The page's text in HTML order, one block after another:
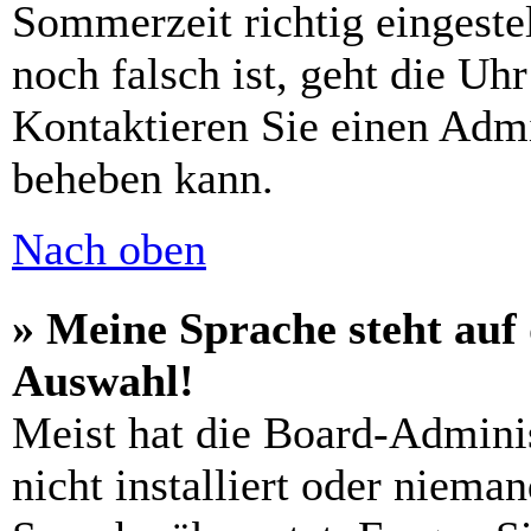
Sommerzeit richtig
noch falsch ist, geht die
Kontaktieren Sie einen
beheben kann.
Nach oben
» Meine Sprache steht
Auswahl!
Meist hat die Board-
nicht installiert oder